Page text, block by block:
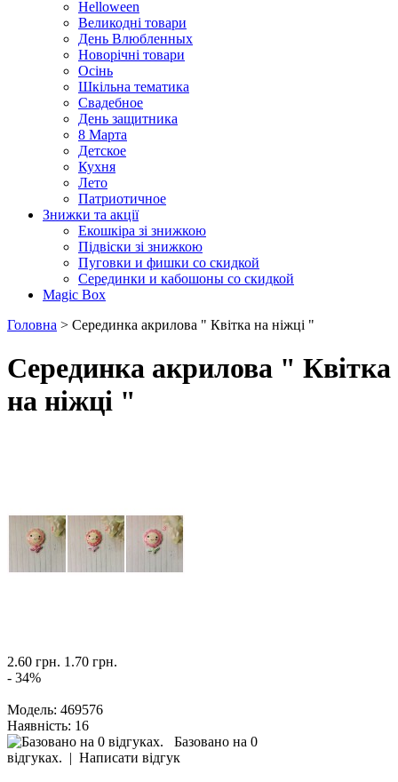
Helloween
Великодні товари
День Влюбленных
Новорічні товари
Осінь
Шкільна тематика
Свадебное
День защитника
8 Марта
Детское
Кухня
Лето
Патриотичное
Знижки та акції
Екошкіра зі знижкою
Підвіски зі знижкою
Пуговки и фишки со скидкой
Серединки и кабошоны со скидкой
Magic Box
Головна > Серединка акрилова " Квітка на ніжці "
Серединка акрилова " Квітка
на ніжці "
2.60 грн. 1.70 грн.
- 34%
Модель: 469576
Наявність: 16
Базовано на 0
відгуках. | Написати відгук